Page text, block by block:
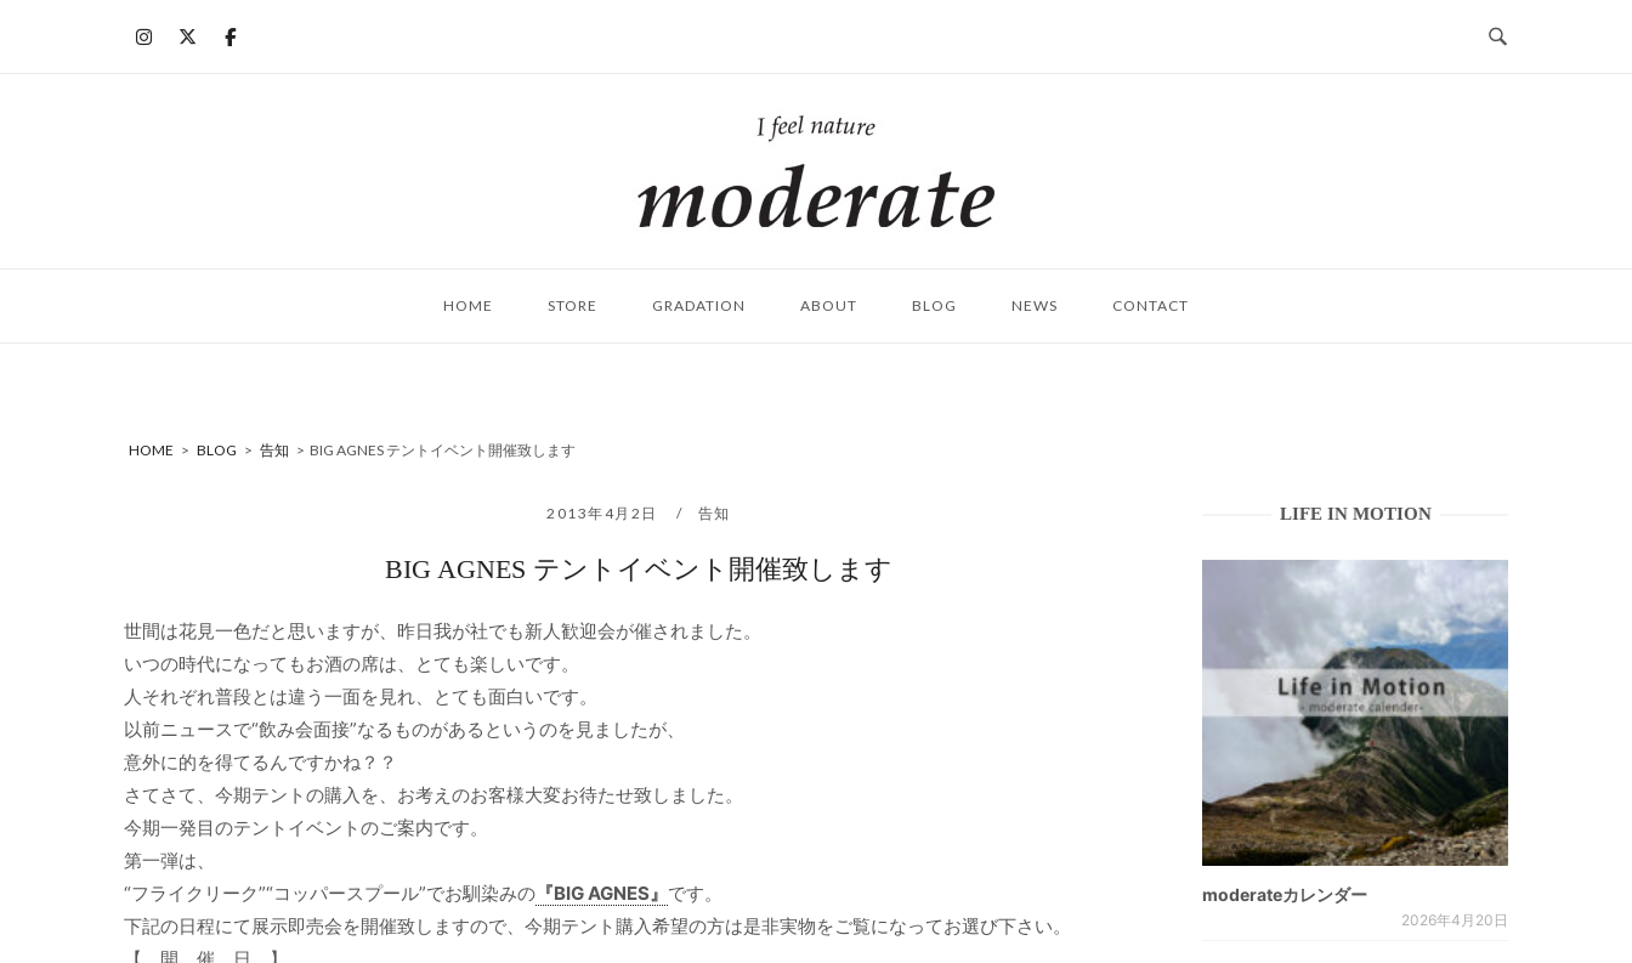
ム
HOME STORE GRADATION ABOUT BLOG NEWS CONTACT
HOME > BLOG > 告知 > BIG AGNES テントイベント開催致します
2013年4月2日 告知
BIG AGNES テントイベント開催致します
世間は花見一色だと思いますが、昨日我が社でも新人歓迎会が催されました。
いつの時代になってもお酒の席は、とても楽しいです。
人それぞれ普段とは違う一面を見れ、とても面白いです。
以前ニュースで“飲み会面接”なるものがあるというのを見ましたが、
意外に的を得てるんですかね？？
さてさて、今期テントの購入を、お考えのお客様大変お待たせ致しました。
今期一発目のテントイベントのご案内です。
第一弾は、
“フライクリーク”“コッパースプール”でお馴染みの 『BIG AGNES』 です。
下記の日程にて展示即売会を開催致しますので、今期テント購入希望の方は是非実物をご覧になってお選び下さい。
LIFE IN MOTION
moderateカレンダー
2026年4月20日